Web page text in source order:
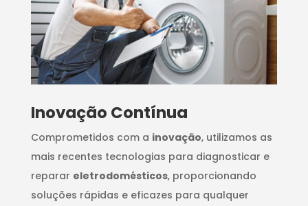
Inovação Contínua
Comprometidos com a inovação, utilizamos as
mais recentes tecnologias para diagnosticar e
reparar eletrodomésticos, proporcionando
soluções rápidas e eficazes para qualquer